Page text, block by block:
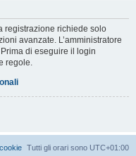
registrazione richiede solo
avanzate. L’amministratore
di eseguire il login
regole.
Tutti gli orari sono UTC+01:00